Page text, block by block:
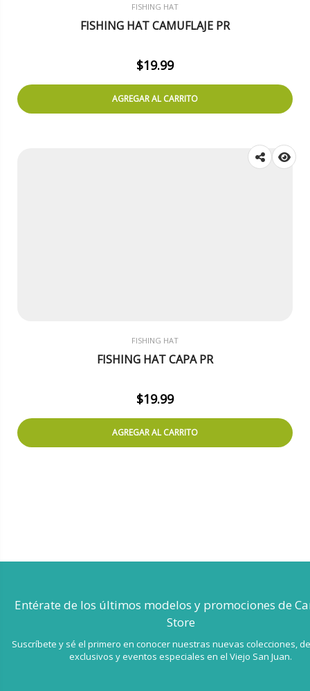
FISHING HAT
FISHING HAT CAMUFLAJE PR
$19.99
AGREGAR AL CARRITO
FISHING HAT
FISHING HAT CAPA PR
$19.99
AGREGAR AL CARRITO
Entérate de los últimos modelos y promociones de
Store
Suscríbete y sé el primero en conocer nuestras nuevas colecciones,
exclusivos y eventos especiales en el Viejo San Juan.